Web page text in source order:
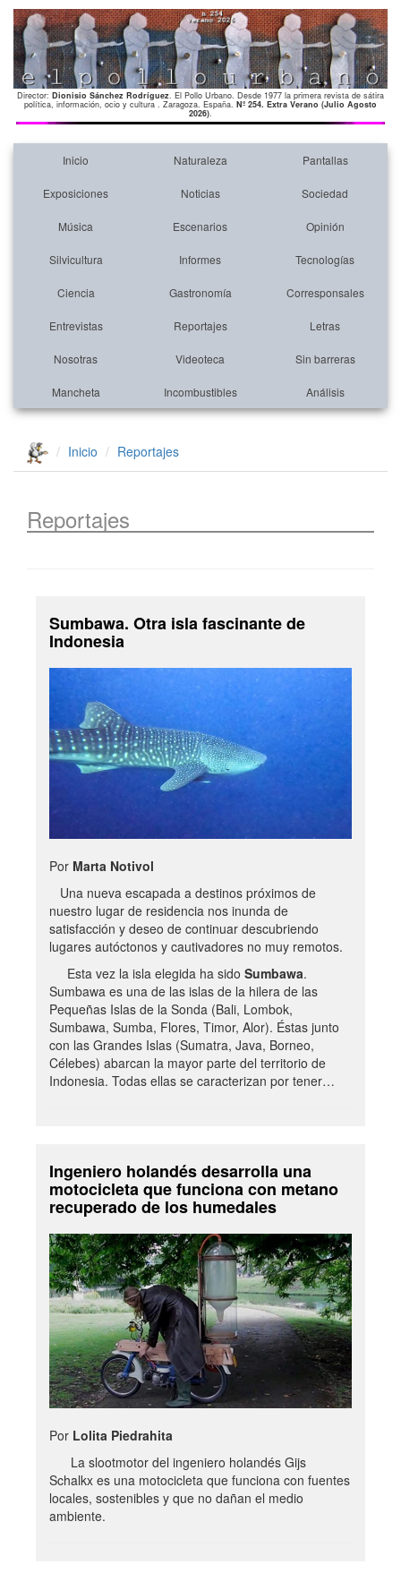
Director: Dionisio Sánchez Rodríguez. El Pollo Urbano. Desde 1977 la primera revista de sátira
política, información, ocio y cultura . Zaragoza. España. Nº 254. Extra Verano (Julio Agosto
2026).
Inicio Naturaleza Pantallas
Exposiciones Noticias Sociedad
Música Escenarios Opinión
Silvicultura Informes Tecnologías
Ciencia Gastronomía Corresponsales
Entrevistas Reportajes Letras
Nosotras Videoteca Sin barreras
Mancheta Incombustibles Análisis
Inicio Reportajes
Reportajes
Sumbawa. Otra isla fascinante de
Indonesia
Por Marta Notivol
Una nueva escapada a destinos próximos de
nuestro lugar de residencia nos inunda de
satisfacción y deseo de continuar descubriendo
lugares autóctonos y cautivadores no muy remotos.
Esta vez la isla elegida ha sido Sumbawa.
Sumbawa es una de las islas de la hilera de las
Pequeñas Islas de la Sonda (Bali, Lombok,
Sumbawa, Sumba, Flores, Timor, Alor). Éstas junto
con las Grandes Islas (Sumatra, Java, Borneo,
Célebes) abarcan la mayor parte del territorio de
Indonesia. Todas ellas se caracterizan por tener…
Ingeniero holandés desarrolla una
motocicleta que funciona con metano
recuperado de los humedales
Por Lolita Piedrahita
La slootmotor del ingeniero holandés Gijs
Schalkx es una motocicleta que funciona con fuentes
locales, sostenibles y que no dañan el medio
ambiente.